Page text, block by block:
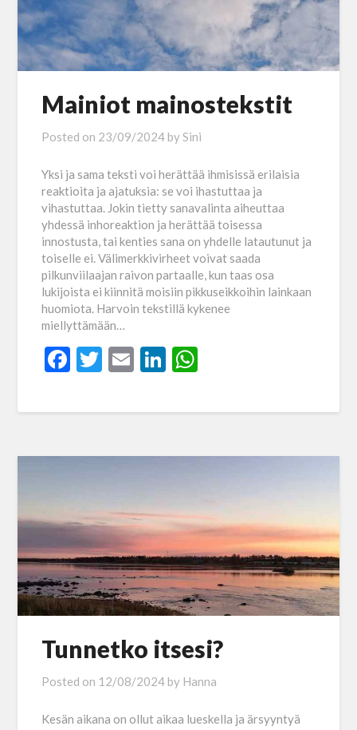
Mainiot mainostekstit
Posted on 23/09/2024 bySini
Yksi ja sama teksti voi herättää ihmisissä erilaisia
reaktioita ja ajatuksia: se voi ihastuttaa ja
vihastuttaa. Jokin tietty sanavalinta aiheuttaa
yhdessä inhoreaktion ja herättää toisessa
innostusta, tai kenties sana on yhdelle latautunut ja
toiselle ei. Välimerkkivirheet voivat saada
pilkunviilaajan raivon partaalle, kun taas osa
lukijoista ei kiinnitä moisiin pikkuseikkoihin lainkaan
huomiota. Harvoin tekstillä kykenee
miellyttämään…
Facebook
Twitter
EmailLinkedIn
Tunnetko itsesi?
Posted on 12/08/2024 by Hanna
Kesän aikana on ollut aikaa lueskella ja ärsyyntyä